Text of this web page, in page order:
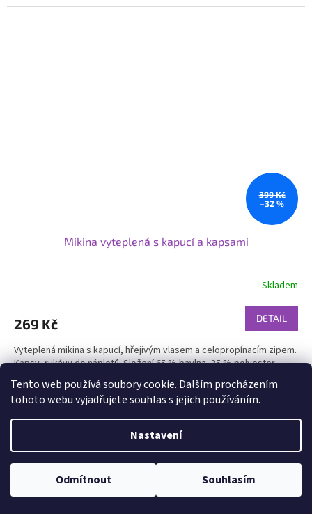
Tento web používá soubory cookie. Dalším procházením
tohoto webu vyjadřujete souhlas s jejich používáním.
Nastavení
Odmítnout Souhlasím
399 Kč
–32 %
Mikina vyteplená s kapucí a kapsami
Skladem
269 Kč DETAIL
Vyteplená mikina s kapucí, hřejivým vlasem a celopropínacím zipem.
Kapsy, rukávy do nápletů. Složení 65 % bavlna, 35 % polyester.
Ideální na chladné dny.